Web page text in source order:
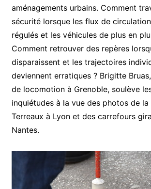
aménagements urbains. Comment
sécurité lorsque les flux de
régulés et les véhicules de plus en
Comment retrouver des repères
disparaissent et les trajectoires
deviennent erratiques ? Brigitte
de locomotion à Grenoble, soulève
inquiétudes à la vue des photos de
Terreaux à Lyon et des carrefours
Nantes.